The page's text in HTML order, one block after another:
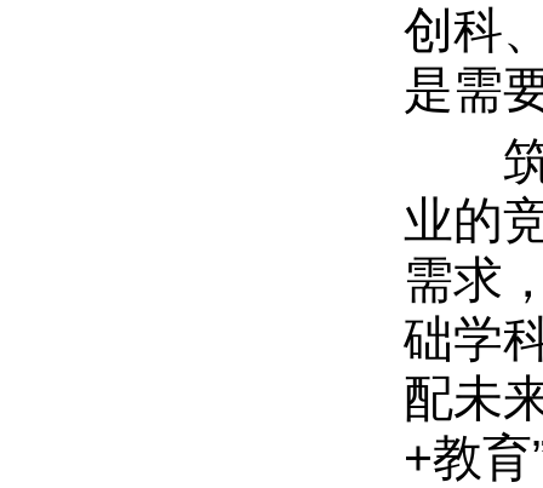
创科
是需
筑
业的
需求
础学
配未
+教